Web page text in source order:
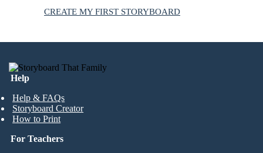
CREATE MY FIRST STORYBOARD
Help
Help & FAQs
Storyboard Creator
How to Print
For Teachers